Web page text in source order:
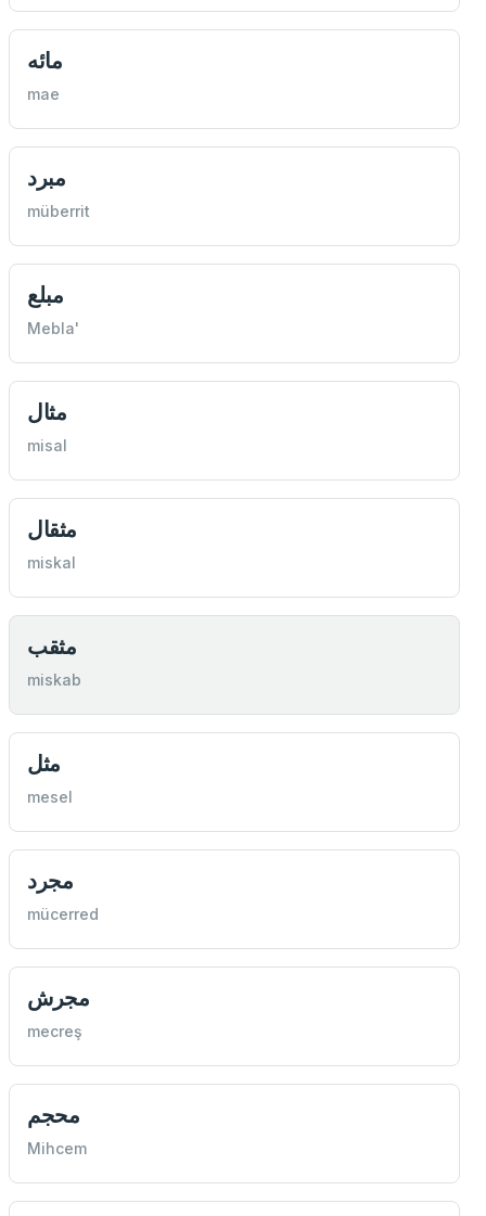
مائه
mae
مبرد
müberrit
مبلع
Mebla'
مثال
misal
مثقال
miskal
مثقب
miskab
مثل
mesel
مجرد
mücerred
مجرش
mecreş
محجم
Mihcem